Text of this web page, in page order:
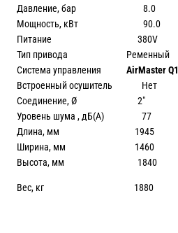
Давление, бар 8.0
Мощность, кВт 90.0
Питание 380V
Тип привода Ременный
Система управления AirMaster Q1
Встроенный осушитель Нет
Соединение, Ø 2″
Уровень шума , дБ(А) 77
Длина, мм 1945
Ширина, мм 1460
Высота, мм 1840
Вес, кг 1880